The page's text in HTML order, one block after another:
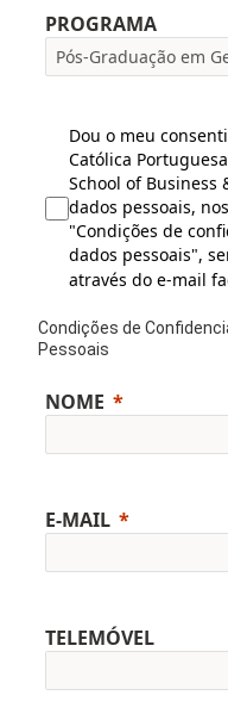
PROGRAMA
Dou o meu
Católica
School of Business
dados pessoais,
"Condições de
dados pessoais",
através do e-mail
Condições de
Pessoais
NOME
E-MAIL
TELEMÓVEL